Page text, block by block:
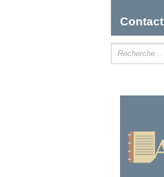
Contact